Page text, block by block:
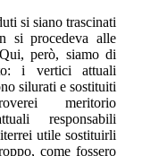
si siano trascinati
si procedeva alle
però, siamo di
i vertici attuali
silurati e sostituiti
meritorio
responsabili
utile sostituirli
come fossero